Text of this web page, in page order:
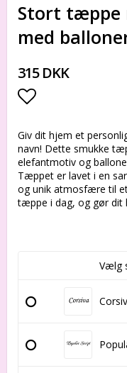
Stort tæppe
med
315 DKK
Add to list
Giv dit hjem et
navn! Dette smukke
elefantmotiv og
Tæppet er lavet i en
og unik atmosfære til
tæppe i dag, og gør dit
Vælg